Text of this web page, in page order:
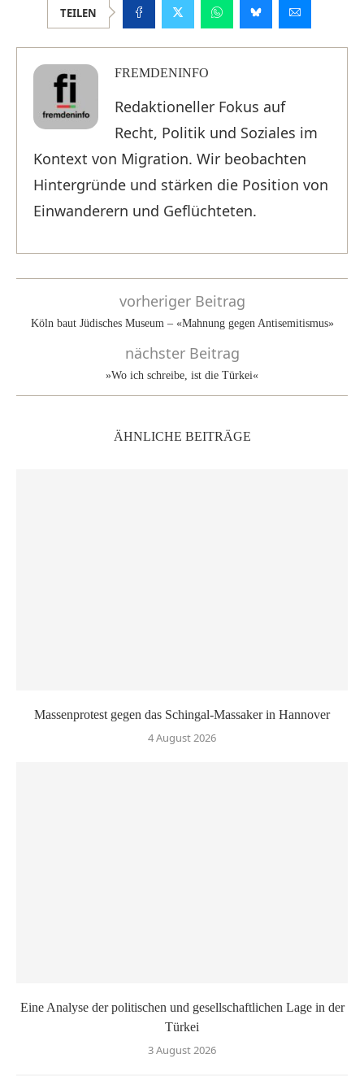
TEILEN
FREMDENINFO
Redaktioneller Fokus auf
Recht, Politik und Soziales im
Kontext von Migration. Wir beobachten
Hintergründe und stärken die Position von
Einwanderern und Geflüchteten.
vorheriger Beitrag
Köln baut Jüdisches Museum – «Mahnung gegen Antisemitismus»
nächster Beitrag
»Wo ich schreibe, ist die Türkei«
ÄHNLICHE BEITRÄGE
Massenprotest gegen das Schingal-Massaker in Hannover
4 August 2026
Eine Analyse der politischen und gesellschaftlichen Lage in der
Türkei
3 August 2026